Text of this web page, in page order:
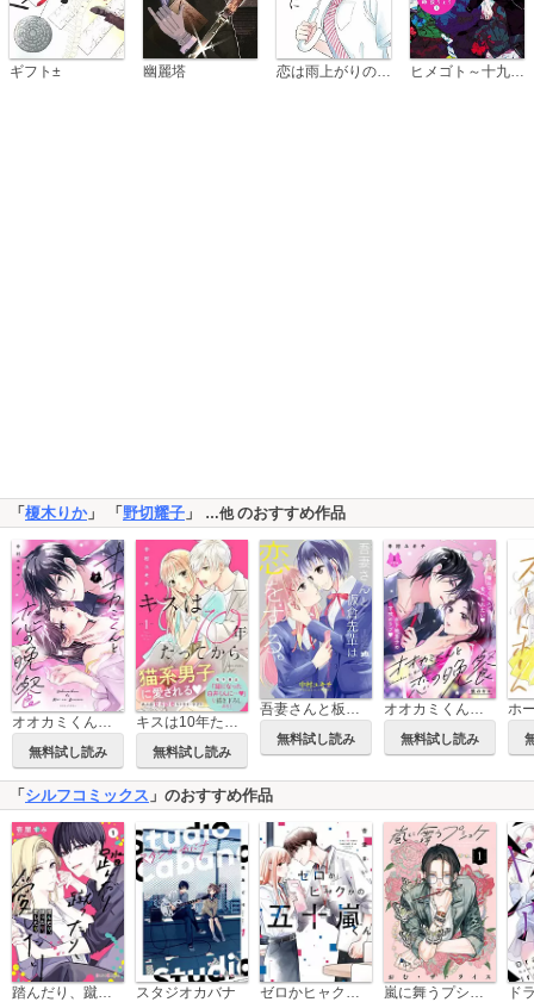
ギフト± 幽麗塔 ヒメゴト～十九歳の制服～
「榎木りか」 「野切耀子 」 …他のおすすめ作品
オオカミくんと恋の晩餐
無料試し読み
キスは10年たってから
無料試し読み
吾妻さんと板倉先輩は恋をする。
無料試し読み
オオカミくんと恋の晩餐 分冊版
無料試し読み
「 シルフコミックス 」のおすすめ作品
スタジオカバナ